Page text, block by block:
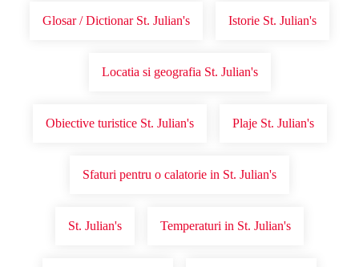
Glosar / Dictionar St. Julian's Istorie St. Julian's
Locatia si geografia St. Julian's
Obiective turistice St. Julian's Plaje St. Julian's
Sfaturi pentru o calatorie in St. Julian's
St. Julian's Temperaturi in St. Julian's